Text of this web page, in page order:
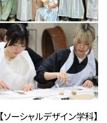
【ソーシャルデザイン学科】